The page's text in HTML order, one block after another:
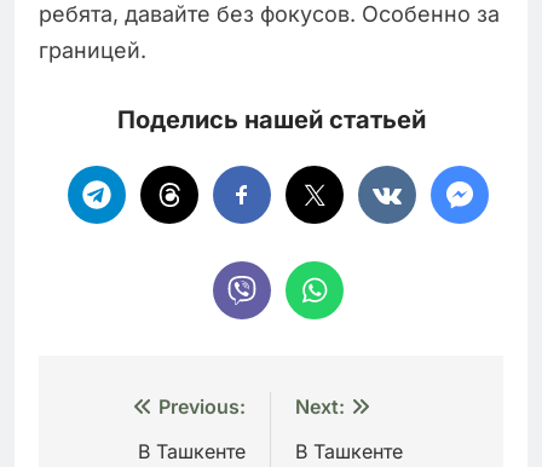
ребята, давайте без фокусов. Особенно за
границей.
Поделись нашей статьей
Навигация
Previous:
В Ташкенте
Next:
В Ташкенте